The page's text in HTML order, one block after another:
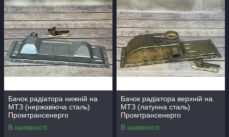
Бачок радіатора нижній на
МТЗ (нержавіюча сталь)
Промтрансенерго
В наявності
Бачок радіатора верхній на
МТЗ (латунна сталь)
Промтрансенерго
В наявності